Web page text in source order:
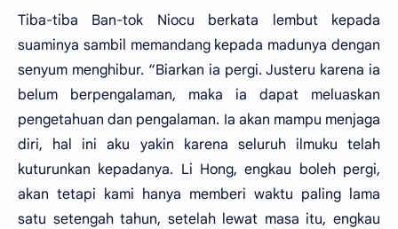
Tiba-tiba Ban-tok Niocu berkata lembut kepada
suaminya sambil memandang kepada madunya dengan
senyum menghibur. “Biarkan ia pergi. Justeru karena ia
belum berpengalaman, maka ia dapat meluaskan
pengetahuan dan pengalaman. Ia akan mampu menjaga
diri, hal ini aku yakin karena seluruh ilmuku telah
kuturunkan kepadanya. Li Hong, engkau boleh pergi,
akan tetapi kami hanya memberi waktu paling lama
satu setengah tahun, setelah lewat masa itu, engkau